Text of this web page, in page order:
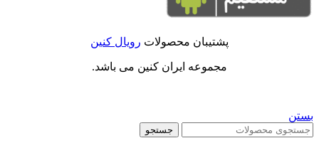
پشتیبان محصولات رویال کنین
مجموعه ایران کنین می باشد.
بستن
جستجو